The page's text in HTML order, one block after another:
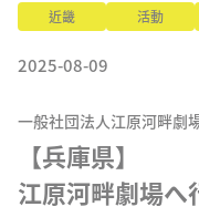
近畿 活動
2025-08-09
一般社団法人江原河畔劇
【兵庫県】
江原河畔劇場へ